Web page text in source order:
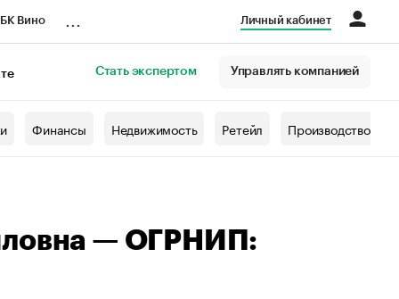
Вино Личный кабинет
Стать экспертом Управлять компанией
Финансы Недвижимость Ретейл Производство
— ОГРНИП: